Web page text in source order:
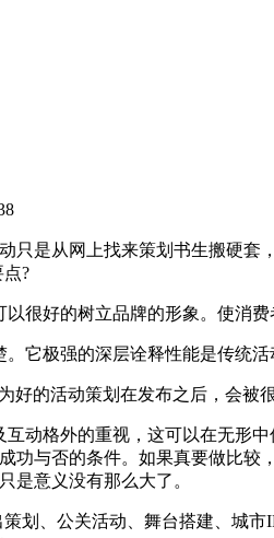
是从网上找来策划书生搬硬套
?
好的树立品牌的形象。使消费
极强的深层诠释性能是传统活
活动策划在发布之后，会被
格外的重视，这可以在无形
与否的条件。如果真要做比
是意义没有那么大了。
公关活动、舞台搭建、城市